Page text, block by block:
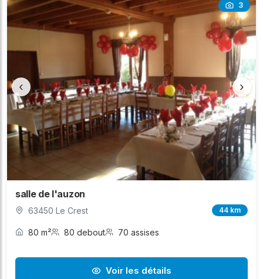
3
‹ ›
salle de l'auzon
63450 Le Crest 44 km
80 m² 80 debout 70 assises
Voir les détails